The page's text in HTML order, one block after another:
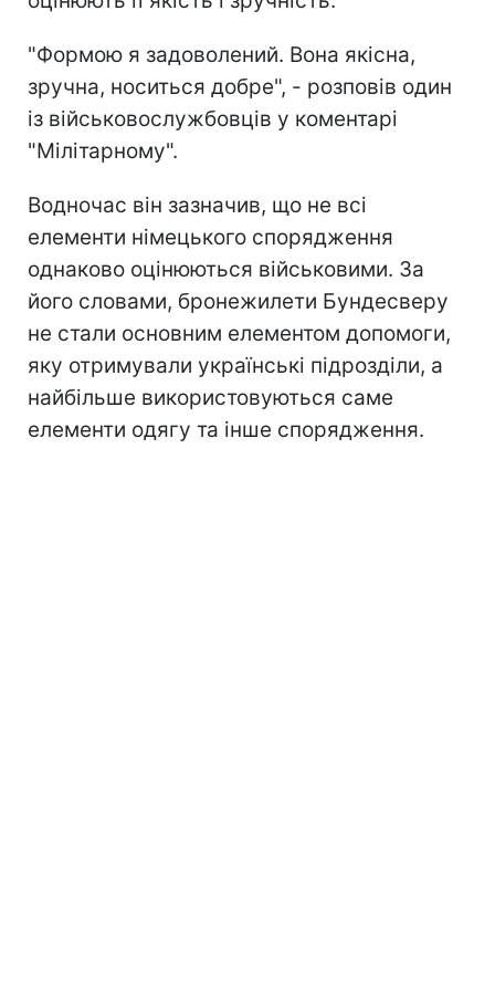
"Формою я задоволений. Вона якісна,
зручна, носиться добре", - розповів один
із військовослужбовців у коментарі
"Мілітарному".
Водночас він зазначив, що не всі
елементи німецького спорядження
однаково оцінюються військовими. За
його словами, бронежилети Бундесверу
не стали основним елементом допомоги,
яку отримували українські підрозділи, а
найбільше використовуються саме
елементи одягу та інше спорядження.